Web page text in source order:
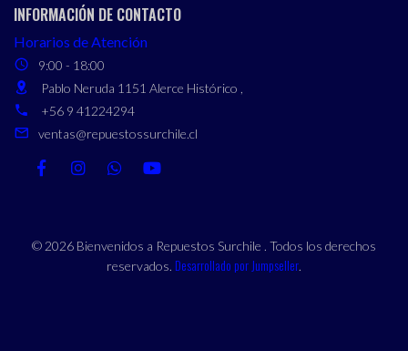
INFORMACIÓN DE CONTACTO
Horarios de Atención
9:00 - 18:00
Pablo Neruda 1151 Alerce Histórico ,
+56 9 41224294
ventas@repuestossurchile.cl
© 2026 Bienvenidos a Repuestos Surchile . Todos los derechos
reservados. Desarrollado por Jumpseller.